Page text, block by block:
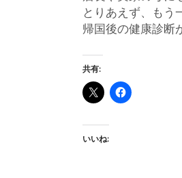
とりあえず、もう
帰国後の健康診断
共有:
いいね: